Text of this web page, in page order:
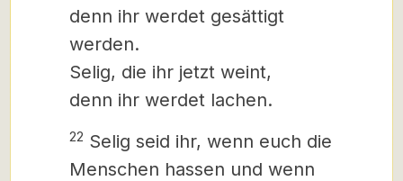
denn ihr werdet gesättigt
werden.
Selig, die ihr jetzt weint,
denn ihr werdet lachen.
22 Selig seid ihr, wenn euch die
Menschen hassen und wenn